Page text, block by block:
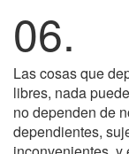
06.
Las cosas que
libres, nada
no dependen de
dependientes,